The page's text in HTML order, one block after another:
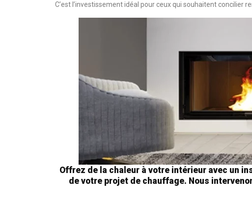
C’est l’investissement idéal pour ceux qui souhaitent concilier
Offrez de la chaleur à votre intérieur avec un
de votre projet de chauffage. Nous